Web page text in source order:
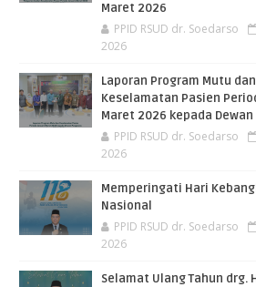
Maret 2026
PPID RSUD dr. Soedarso
2026
Laporan Program Mutu dan
Keselamatan Pasien
Maret 2026 kepada
PPID RSUD dr. Soedarso
2026
Memperingati Hari
Nasional
PPID RSUD dr. Soedarso
2026
Selamat Ulang Tahun drg.